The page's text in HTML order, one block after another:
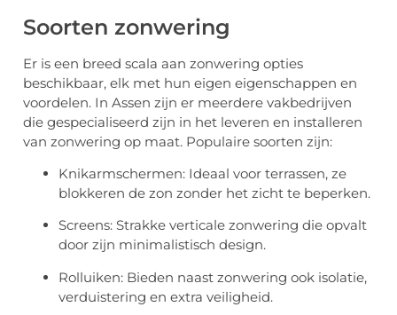
Soorten zonwering
Er is een breed scala aan zonwering opties
beschikbaar, elk met hun eigen eigenschappen en
voordelen. In Assen zijn er meerdere vakbedrijven
die gespecialiseerd zijn in het leveren en installeren
van zonwering op maat. Populaire soorten zijn:
Knikarmschermen: Ideaal voor terrassen, ze
blokkeren de zon zonder het zicht te beperken.
Screens: Strakke verticale zonwering die opvalt
door zijn minimalistisch design.
Rolluiken: Bieden naast zonwering ook isolatie,
verduistering en extra veiligheid.